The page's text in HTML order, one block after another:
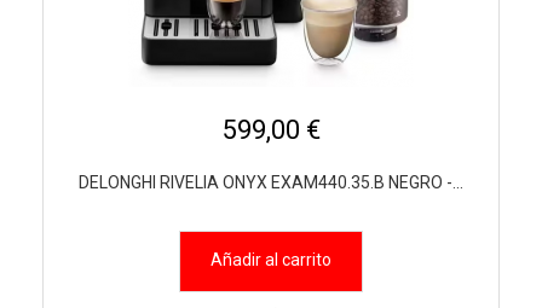
599,00 €
DELONGHI RIVELIA ONYX EXAM440.35.B NEGRO -...
Añadir al carrito